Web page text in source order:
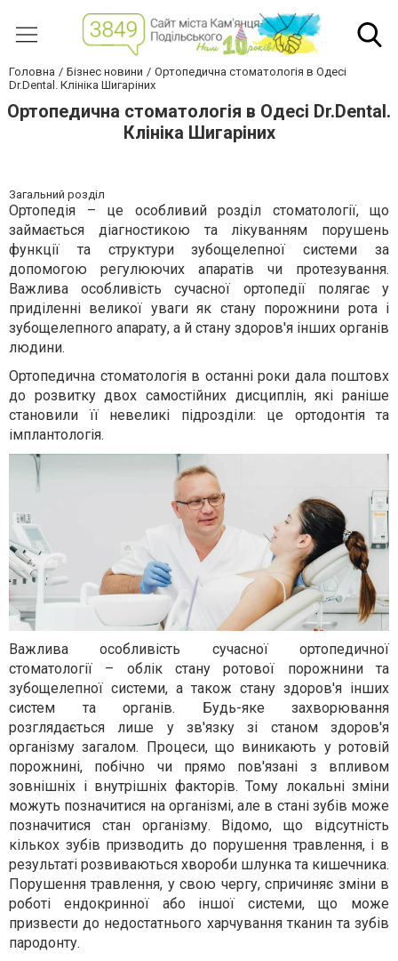
Головна Бізнес новини
Ортопедична стоматологія в Одесі
Dr.Dental. Клініка Шигаріних
Ортопедична стоматологія в Одесі Dr.Dental.
Клініка Шигаріних
Загальний розділ
Ортопедія – це особливий розділ стоматології, що
займається діагностикою та лікуванням порушень
функції та структури зубощелепної системи за
допомогою регулюючих апаратів чи протезування.
Важлива особливість сучасної ортопедії полягає у
приділенні великої уваги як стану порожнини рота і
зубощелепного апарату, а й стану здоров'я інших органів
людини.
Ортопедична стоматологія в останні роки дала поштовх
до розвитку двох самостійних дисциплін, які раніше
становили її невеликі підрозділи: це ортодонтія та
імплантологія.
Важлива особливість сучасної ортопедичної
стоматології – облік стану ротової порожнини та
зубощелепної системи, а також стану здоров'я інших
систем та органів. Будь-яке захворювання
розглядається лише у зв'язку зі станом здоров'я
організму загалом. Процеси, що виникають у ротовій
порожнині, побічно чи прямо пов'язані з впливом
зовнішніх і внутрішніх факторів. Тому локальні зміни
можуть позначитися на організмі, але в стані зубів може
позначитися стан організму. Відомо, що відсутність
кількох зубів призводить до порушення травлення, і в
результаті розвиваються хвороби шлунка та кишечника.
Порушення травлення, у свою чергу, спричиняє зміни в
роботі ендокринної або іншої системи, що може
призвести до недостатнього харчування тканин та зубів
пародонту.